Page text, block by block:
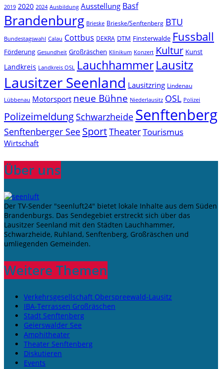
2019 2020 2024 Ausbildung Ausstellung Basf
Brandenburg Brieske Brieske/Senftenberg BTU
Bundestagswahl Calau Cottbus DEKRA DTM Finsterwalde Fussball
Förderung Gesundheit Großräschen Klinikum Konzert Kultur Kunst
Landkreis Landkreis OSL LauchhammerLausitz
Lausitzer Seenland Lausitzring Lindenau
Lübbenau Motorsport neue Bühne Niederlausitz OSL Polizei
Polizeimeldung Schwarzheide Senftenberg
Senftenberger See SportTheaterTourismus
Wirtschaft
Über uns
Der TV-Sender "seenluft24" bietet lokale Inhalte aus dem Süden
Brandenburgs. Das Sendegebiet erstreckt sich über das
Lausitzer Seenland mit den Städten Lauchhammer,
Schwarzheide, Ruhland, Senftenberg, Großräschen und
umliegenden Gemeinden.
Weitere Themen
Verkehrsgesellschaft Oberspreewald-Lausitz
IBA-Terrassen Großräschen
Stadt Senftenberg
Geierswalder See
Amphitheater
Theater Senftenberg
Diskutieren
Events